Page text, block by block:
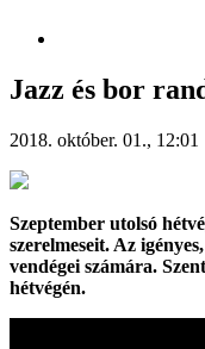
Jazz és bor
2018. október. 01., 12:01
Szeptember utolsó
szerelmeseit. Az
vendégei számára.
hétvégén.